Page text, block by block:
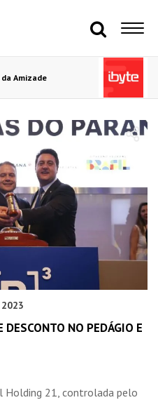
Amizade
NO PEDÁGIO E
Holding 21, controlada pelo